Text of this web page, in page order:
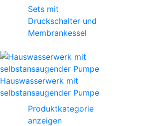
Sets mit
Druckschalter und
Membrankessel
Hauswasserwerk mit
selbstansaugender Pumpe
Produktkategorie
anzeigen